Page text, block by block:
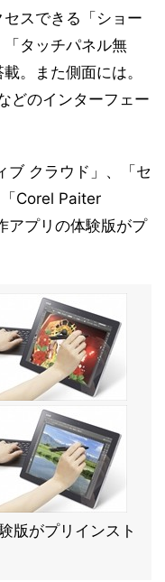
スできる「ショー
「タッチパネル無
。また側面には。
どのインターフェー
ブ クラウド」、「セ
Corel Paiter
アプリの体験版がプ
版がプリインスト